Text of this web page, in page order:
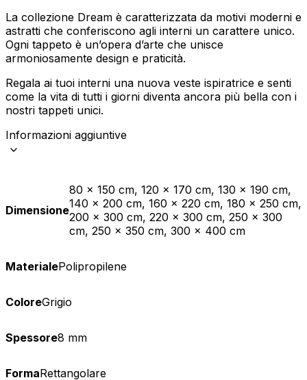
La collezione Dream è caratterizzata da motivi moderni e
astratti che conferiscono agli interni un carattere unico.
Ogni tappeto è un’opera d’arte che unisce
armoniosamente design e praticità.
Regala ai tuoi interni una nuova veste ispiratrice e senti
come la vita di tutti i giorni diventa ancora più bella con i
nostri tappeti unici.
Informazioni aggiuntive
Dimensione
80 x 150 cm, 120 x 170 cm, 130 x 190 cm,
140 x 200 cm, 160 x 220 cm, 180 x 250 cm,
200 x 300 cm, 220 x 300 cm, 250 x 300
cm, 250 x 350 cm, 300 x 400 cm
MaterialePolipropilene
ColoreGrigio
Spessore8 mm
FormaRettangolare